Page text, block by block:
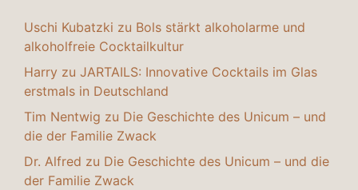
Uschi Kubatzki zu Bols stärkt alkoholarme und
alkoholfreie Cocktailkultur
Harry zu JARTAILS: Innovative Cocktails im Glas
erstmals in Deutschland
Tim Nentwig zu Die Geschichte des Unicum – und
die der Familie Zwack
Dr. Alfred zu Die Geschichte des Unicum – und die
der Familie Zwack